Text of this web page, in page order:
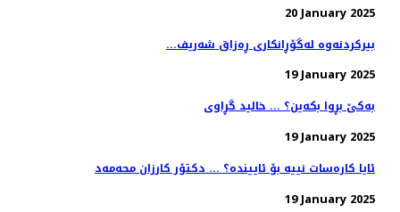
20 January 2025
...بیرکردنەوە لەگۆڕانکاری ڕەزاق شەریف
19 January 2025
بەکێ بڕوا بکەین؟ ... خالید گڕاوی
19 January 2025
ئایا کارەسات نییە بۆ ئاییندە؟ ... دکتۆر کارزان محەمەد
19 January 2025